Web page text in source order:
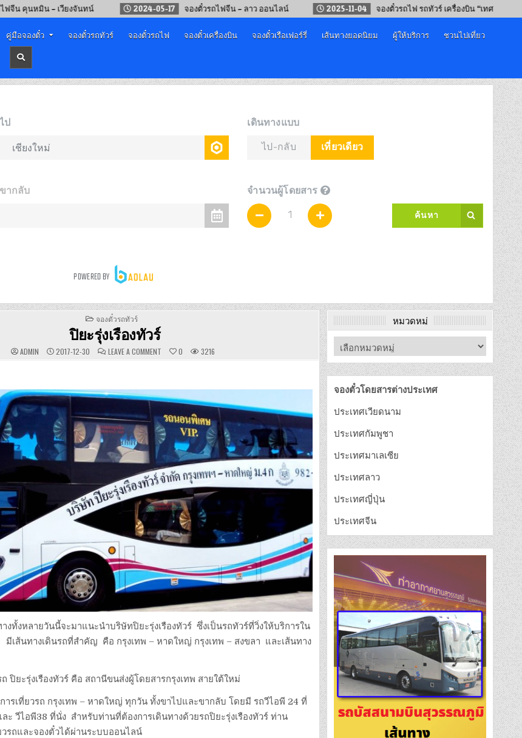
มิน – เวียงจันทน์ 2024-05-17 จองตั๋วรถไฟจีน – ลาว ออนไลน์ 2025-11-04 จองตั๋วรถไฟ รถทัวร์ เครื่องบิน “เทศกาลปีใหม่ 2569”
คู่มือจองตั๋ว จองตั๋วรถทัวร์ จองตั๋วรถไฟ จองตั๋วเครื่องบิน จองตั๋วเรือเฟอร์รี่ เส้นทางยอดนิยม ผู้ให้บริการ
ชวนไปเที่ยว
POSTED
IN
จองตั๋วรถทัวร์
ปิยะรุ่งเรืองทัวร์
ADMIN 2017-12-30 LEAVE A COMMENT ON
ปิยะ
0 3216
งทั้งหลายวันนี้จะมาแนะนำบริษัทปิยะรุ่งเรืองทัวร์ ซึ่งเป็นรถทัวร์ที่วิ่งให้บริการใน
มีเส้นทางเดินรถที่สำคัญ คือ กรุงเทพ – หาดใหญ่ กรุงเทพ – สงขลา และเส้นทาง
ปิยะรุ่งเรืองทัวร์ คือ สถานีขนส่งผู้โดยสารกรุงเทพ สายใต้ใหม่
การเที่ยวรถ กรุงเทพ – หาดใหญ่ ทุกวัน ทั้งขาไปและขากลับ โดยมี รถวีไอพี 24 ที่
ะ วีไอพี38 ที่นั่ง สำหรับท่านที่ต้องการเดินทางด้วยรถปิยะรุ่งเรืองทัวร์ ท่าน
รถและจองตั๋วได้ผ่านระบบออนไลน์
หมวดหมู่
จองตั๋วโดยสารต่างประเทศ
ประเทศเวียดนาม
ประเทศกัมพูชา
ประเทศมาเลเซีย
ประเทศลาว
ประเทศญี่ปุ่น
ประเทศจีน